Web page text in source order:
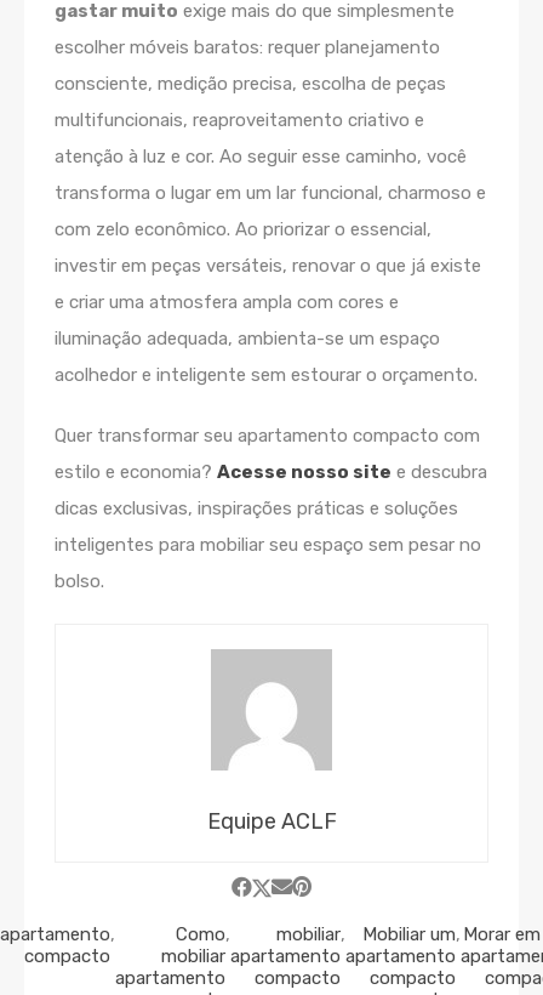
gastar muito exige mais do que simplesmente
escolher móveis baratos: requer planejamento
consciente, medição precisa, escolha de peças
multifuncionais, reaproveitamento criativo e
atenção à luz e cor. Ao seguir esse caminho, você
transforma o lugar em um lar funcional, charmoso e
com zelo econômico. Ao priorizar o essencial,
investir em peças versáteis, renovar o que já existe
e criar uma atmosfera ampla com cores e
iluminação adequada, ambienta-se um espaço
acolhedor e inteligente sem estourar o orçamento.
Quer transformar seu apartamento compacto com
estilo e economia? Acesse nosso site e descubra
dicas exclusivas, inspirações práticas e soluções
inteligentes para mobiliar seu espaço sem pesar no
bolso.
Equipe ACLF
apartamento
compacto
,
Como
mobiliar
apartamento
,
mobiliar
apartamento
compacto
,
Mobiliar um
apartamento
compacto
, Morar